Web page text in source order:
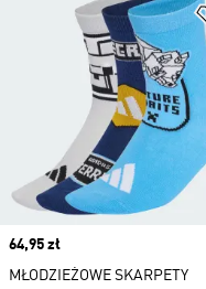
Price
64,95 zł
MŁODZIEŻOWE SKARPETY